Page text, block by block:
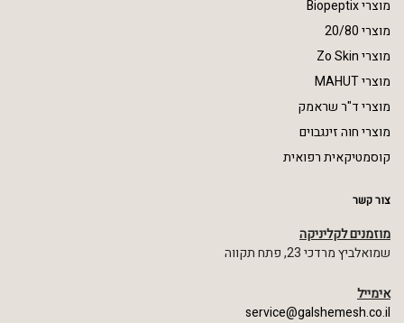
מוצרי Biopeptix
מוצרי 20/80
מוצרי Zo Skin
מוצרי MAHUT
מוצרי ד"ר שראמק
מוצרי חוה זינגבוים
קוסמטיקאית רפואית
צור קשר
מוזמנים לקליניקה
שמואלביץ מרדכי 23, פתח תקווה
אימייל
service@galshemesh.co.il